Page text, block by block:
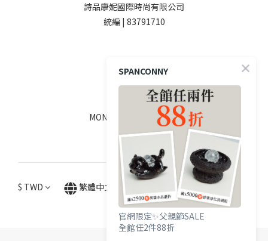
詩品康妮國際時尚有限公司
統編 | 83791710
SOCIALS
線上客服
MON - FRI / 9:00 - 18:00
$ TWD 繁體中文
SPANCONNY
官網限定✨父親節SALE
全館任2件88折